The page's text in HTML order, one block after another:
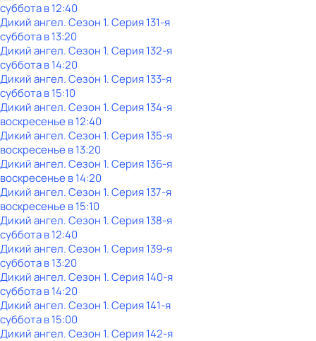
субботав12:40
Дикий ангел. Сезон 1. Серия 131-я
субботав13:20
Дикий ангел. Сезон 1. Серия 132-я
субботав14:20
Дикий ангел. Сезон 1. Серия 133-я
субботав15:10
Дикий ангел. Сезон 1. Серия 134-я
воскресенье в12:40
Дикий ангел. Сезон 1. Серия 135-я
воскресенье в13:20
Дикий ангел. Сезон 1. Серия 136-я
воскресенье в14:20
Дикий ангел. Сезон 1. Серия 137-я
воскресенье в15:10
Дикий ангел. Сезон 1. Серия 138-я
субботав12:40
Дикий ангел. Сезон 1. Серия 139-я
субботав13:20
Дикий ангел. Сезон 1. Серия 140-я
субботав14:20
Дикий ангел. Сезон 1. Серия 141-я
субботав15:00
Дикий ангел. Сезон 1. Серия 142-я